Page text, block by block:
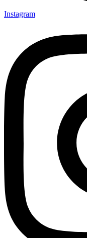
Instagram